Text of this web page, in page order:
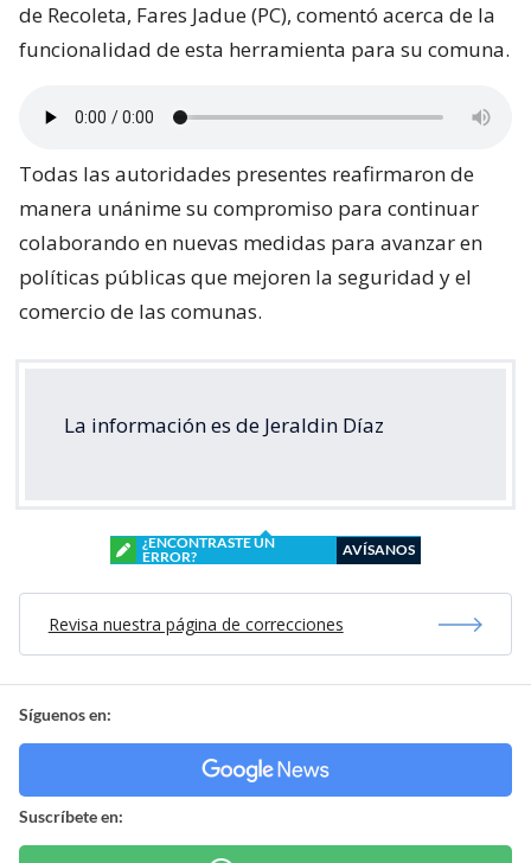
de Recoleta, Fares Jadue (PC), comentó acerca de la
funcionalidad de esta herramienta para su comuna.
Todas las autoridades presentes reafirmaron de
manera unánime su compromiso para continuar
colaborando en nuevas medidas para avanzar en
políticas públicas que mejoren la seguridad y el
comercio de las comunas.
La información es de Jeraldin Díaz
¿ENCONTRASTE UN
ERROR?
AVÍSANOS
Revisa nuestra página de correcciones
Síguenos en:
Suscríbete en: